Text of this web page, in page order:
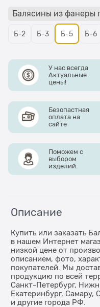
Балясины из фанеры
Б-2 Б-3 Б-5 Б-6
У нас всегда
Актуальные
цены!
Безопастная
оплата на
сайте
Поможем с
выбором
изделий.
Описание
Купить или заказать
в нашем Интернет
низкой цене от
описанием, фото,
покупателей. Мы
продукцию по всей
Санкт-Петербург,
Екатеринбург, Самару,
и другие города РФ.